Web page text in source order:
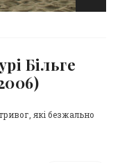
Більге
які безжально